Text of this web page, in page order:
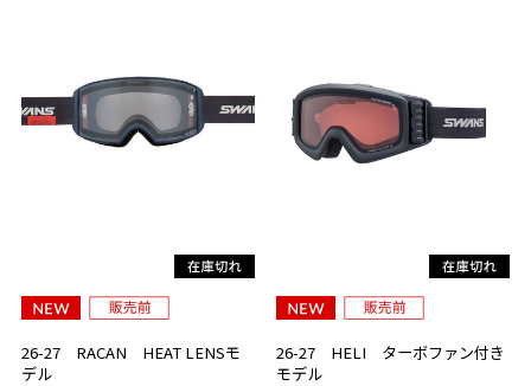
26-27 RACAN HEAT LENSモ
デル
26-27 HELI ターボファン付き
モデル